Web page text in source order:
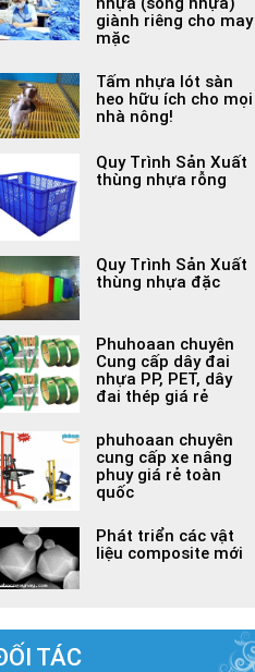
giành riêng cho may
mặc
Tấm nhựa lót sàn
heo hữu ích cho mọi
nhà nông!
Quy Trình Sản Xuất
thùng nhựa rỗng
Quy Trình Sản Xuất
thùng nhựa đặc
Phuhoaan chuyên
Cung cấp dây đai
nhựa PP, PET, dây
đai thép giá rẻ
phuhoaan chuyên
cung cấp xe nâng
phuy giá rẻ toàn
quốc
Phát triển các vật
liệu composite mới
TÁC